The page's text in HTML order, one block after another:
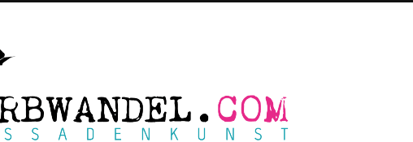
Oberflächen, Graffitiaufträge Objektgestaltung, Beschriftung & Grafikdesign